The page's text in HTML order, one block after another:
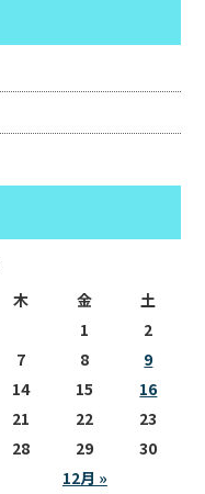
木 金 土
12月 »
1
2
7 8
9
14 15
16
21 22
23
28 29 30